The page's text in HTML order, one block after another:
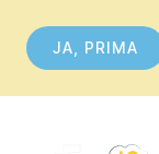
JA, PRIMA